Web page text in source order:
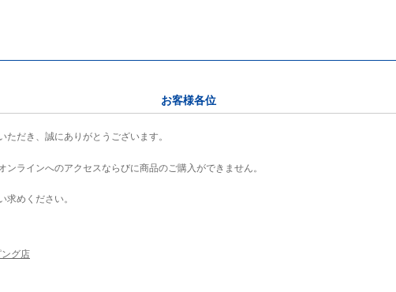
お客様各位
だき、誠にありがとうございます。
ンラインへのアクセスならびに商品のご購入ができません。
求めください。
グ店